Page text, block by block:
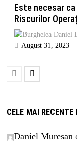
Este necesar
Riscurilor
August 31, 2023
CELE MAI RECENTE
Daniel Muresan